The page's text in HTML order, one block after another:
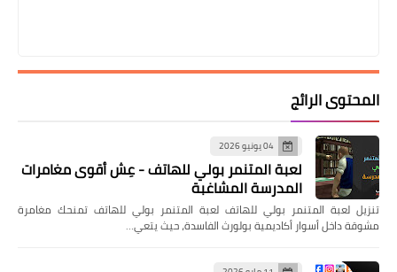
المحتوى الرائج
04 يونيو 2026
لعبة المتنمر بولي للهاتف - عِش أقوى مغامرات
المدرسة المشاغبة
تنزيل لعبة المتنمر بولي للهاتف لعبة المتنمر بولي للهاتف تمنحك مغامرة
مشوقة داخل أسوار أكاديمية بولورث الفاسدة، حيث يتعي…